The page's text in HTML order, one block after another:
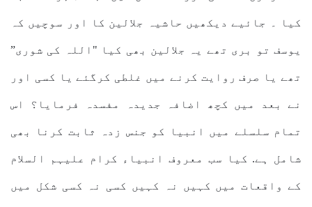
کیا ۔ جائیے دیکھیں حاشیہ جلالین کا اور سوچیں کہ
یوسف تو بری تھے یہ جلالین بھی کیا "اللہ کی شوری”
تھے یا صرف روایت کرنے میں غلطی کرگئے یا کسی اور
نے بعد میں کچھ اضافہ جدیدہ مفسدہ فرمایا؟ اس
تمام سلسلے میں انبیا کو جنس زدہ ثابت کرنا بھی
شامل ہے. کیا سب معروف انبیاء کرام علیہم السلام
کے واقعات میں کہیں نہ کہیں کسی نہ کسی شکل میں